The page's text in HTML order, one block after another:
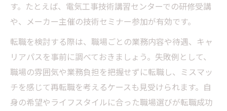
す。たとえば、電気工事技術講習センターでの研修受講
や、メーカー主催の技術セミナー参加が有効です。
転職を検討する際は、職場ごとの業務内容や待遇、キャ
リアパスを事前に調べておきましょう。失敗例として、
職場の雰囲気や業務負担を把握せずに転職し、ミスマッ
チを感じて再転職を考えるケースも見受けられます。自
身の希望やライフスタイルに合った職場選びが転職成功